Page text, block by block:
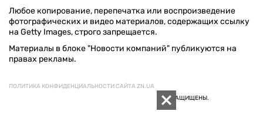
Любое копирование, перепечатка или воспроизведение
фотографических и видео материалов, содержащих ссылку
на Getty Images, строго запрещается.
Материалы в блоке "Новости компаний" публикуются на
правах рекламы.
ПОЛИТИКА КОНФИДЕНЦИАЛЬНОСТИ САЙТА ZN.UA
© 1994–2026 «ЗЕРКАЛО НЕДЕЛИ. УКРАИНА». ВСЕ ПРАВА ЗАЩИЩЕНЫ.